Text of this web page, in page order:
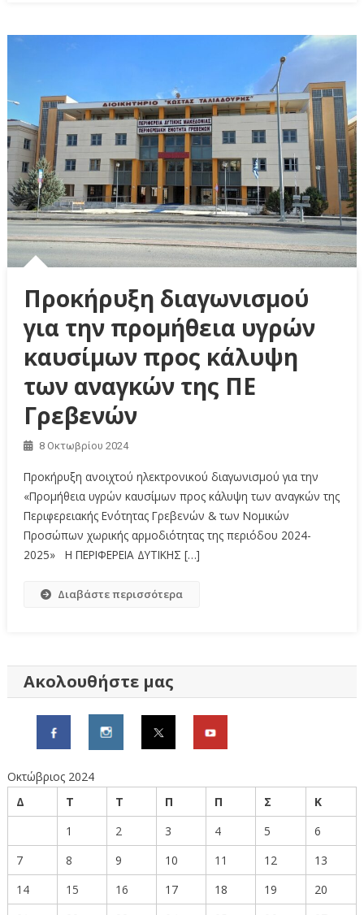
Προκήρυξη διαγωνισμού
για την προμήθεια υγρών
καυσίμων προς κάλυψη
των αναγκών της ΠΕ
Γρεβενών
8 Οκτωβρίου 2024
Προκήρυξη ανοιχτού ηλεκτρονικού διαγωνισμού για την
«Προμήθεια υγρών καυσίμων προς κάλυψη των αναγκών της
Περιφερειακής Ενότητας Γρεβενών & των Νομικών
Προσώπων χωρικής αρμοδιότητας της περιόδου 2024-
2025» Η ΠΕΡΙΦΕΡΕΙΑ ΔΥΤΙΚΗΣ […]
Διαβάστε περισσότερα
Ακολουθήστε μας
Οκτώβριος 2024
Δ
Τ Τ Π Π Σ
Κ
1
2 3 4 5
6
7
8 9 10 11 12
13
14
15 16 17 18 19
20